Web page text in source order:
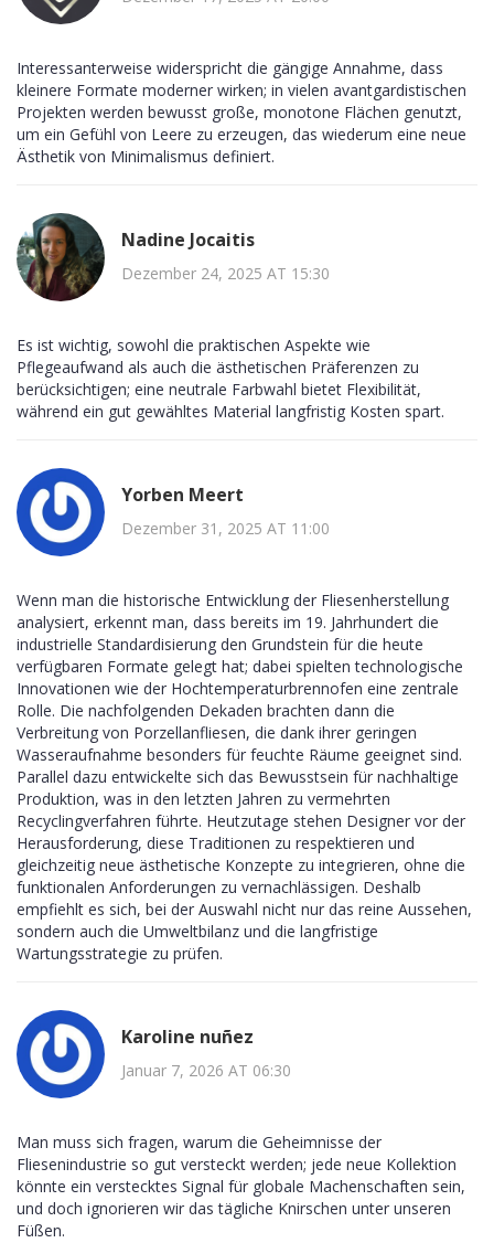
Interessanterweise widerspricht die gängige Annahme, dass
kleinere Formate moderner wirken; in vielen avantgardistischen
Projekten werden bewusst große, monotone Flächen genutzt,
um ein Gefühl von Leere zu erzeugen, das wiederum eine neue
Ästhetik von Minimalismus definiert.
Nadine Jocaitis
Dezember 24, 2025 AT 15:30
Es ist wichtig, sowohl die praktischen Aspekte wie
Pflegeaufwand als auch die ästhetischen Präferenzen zu
berücksichtigen; eine neutrale Farbwahl bietet Flexibilität,
während ein gut gewähltes Material langfristig Kosten spart.
Yorben Meert
Dezember 31, 2025 AT 11:00
Wenn man die historische Entwicklung der Fliesenherstellung
analysiert, erkennt man, dass bereits im 19. Jahrhundert die
industrielle Standardisierung den Grundstein für die heute
verfügbaren Formate gelegt hat; dabei spielten technologische
Innovationen wie der Hochtemperaturbrennofen eine zentrale
Rolle. Die nachfolgenden Dekaden brachten dann die
Verbreitung von Porzellanfliesen, die dank ihrer geringen
Wasseraufnahme besonders für feuchte Räume geeignet sind.
Parallel dazu entwickelte sich das Bewusstsein für nachhaltige
Produktion, was in den letzten Jahren zu vermehrten
Recyclingverfahren führte. Heutzutage stehen Designer vor der
Herausforderung, diese Traditionen zu respektieren und
gleichzeitig neue ästhetische Konzepte zu integrieren, ohne die
funktionalen Anforderungen zu vernachlässigen. Deshalb
empfiehlt es sich, bei der Auswahl nicht nur das reine Aussehen,
sondern auch die Umweltbilanz und die langfristige
Wartungsstrategie zu prüfen.
Karoline nuñez
Januar 7, 2026 AT 06:30
Man muss sich fragen, warum die Geheimnisse der
Fliesenindustrie so gut versteckt werden; jede neue Kollektion
könnte ein verstecktes Signal für globale Machenschaften sein,
und doch ignorieren wir das tägliche Knirschen unter unseren
Füßen.